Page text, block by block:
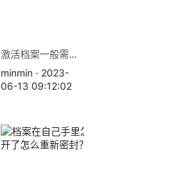
激活档案一般需要花多少钱？
minmin · 2023-
06-13 09:12:02